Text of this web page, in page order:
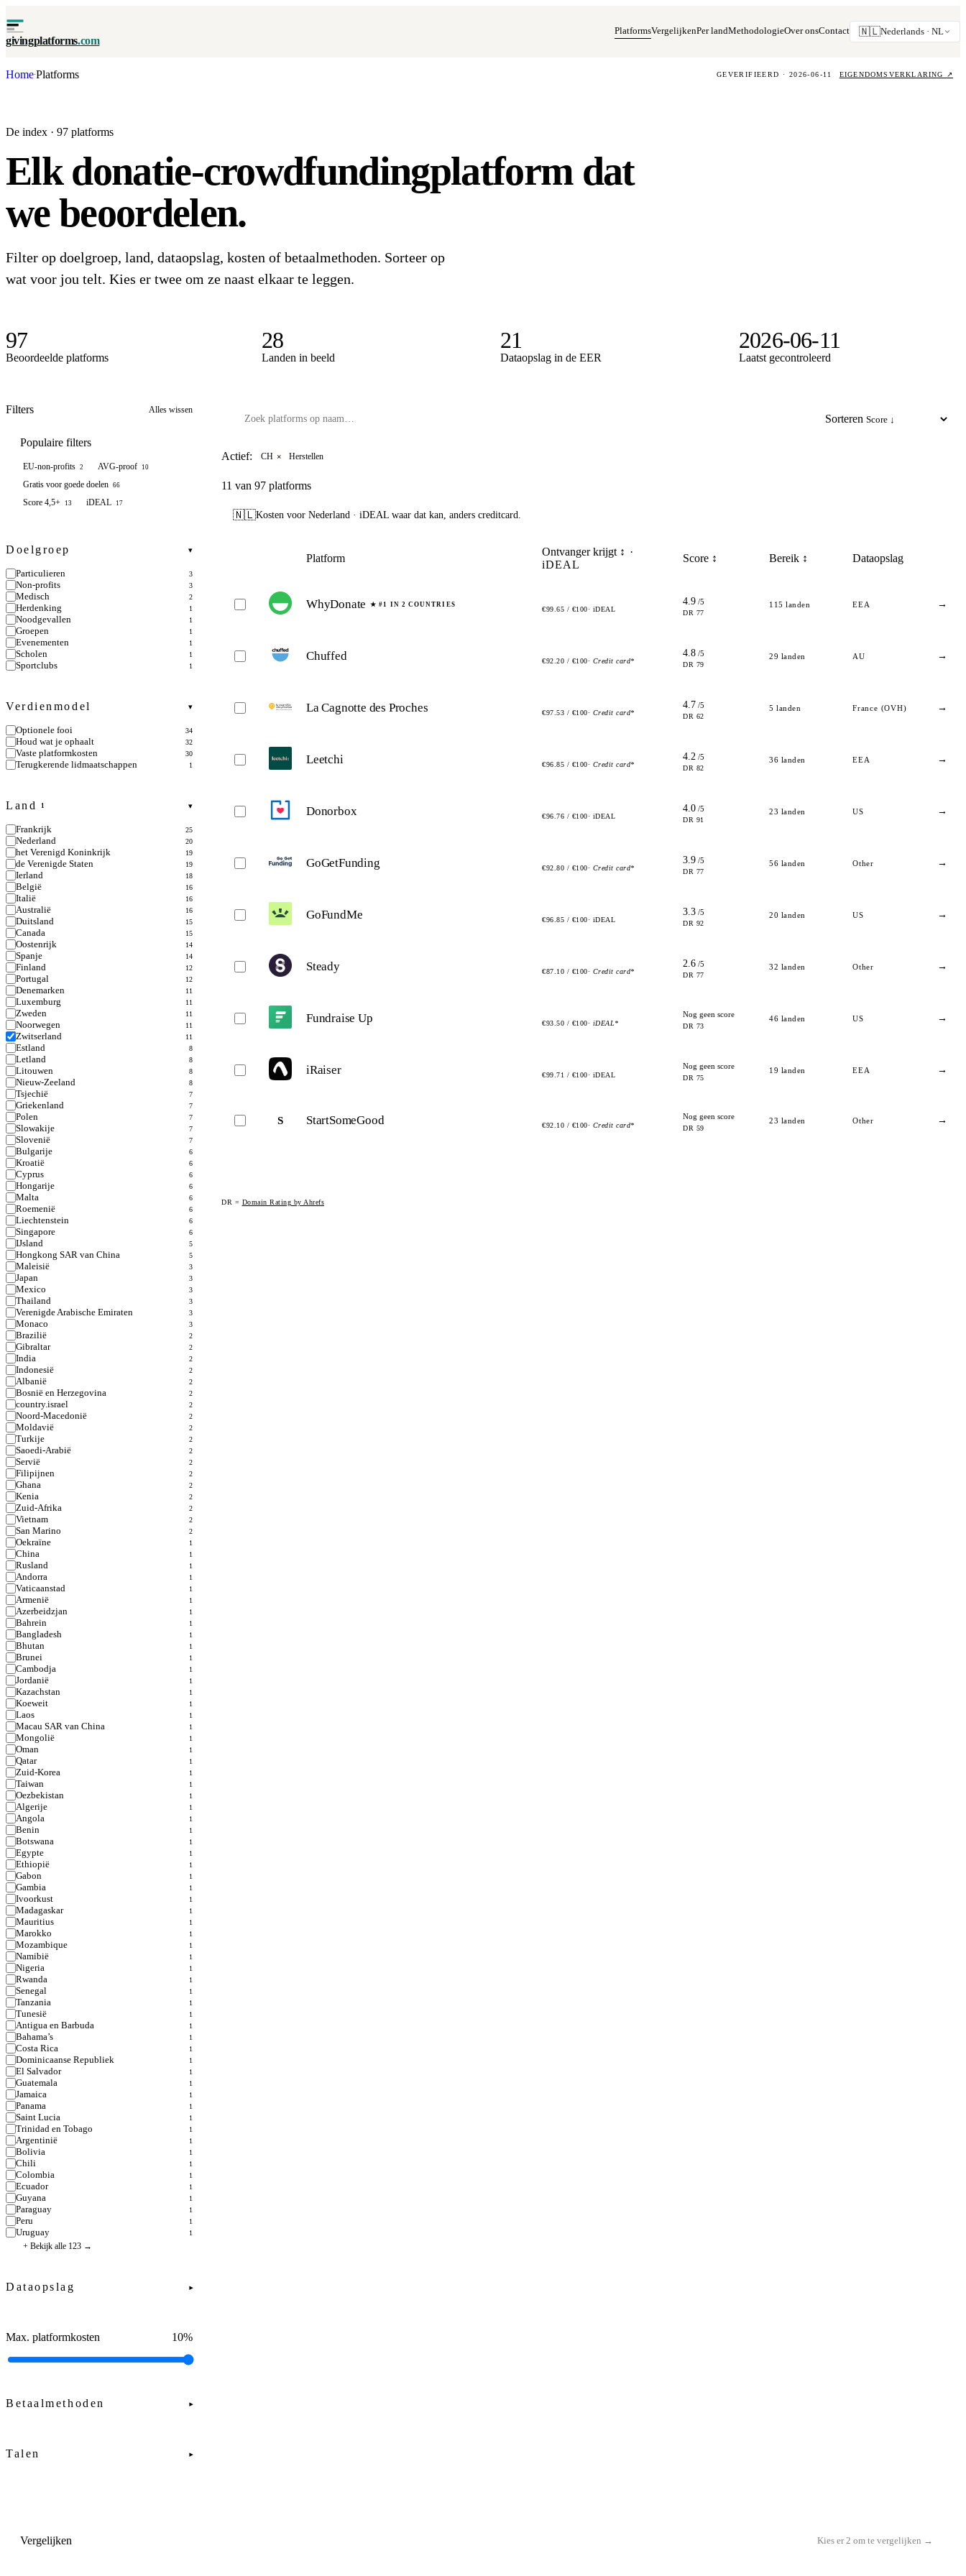
givingplatforms.com
PlatformsVergelijkenPer landMethodologieOver onsContact 🇳🇱Nederlands · NL
Home·Platforms GEVERIFIEERD · 2026-06-11 EIGENDOMSVERKLARING ↗
De index · 97 platforms
Elk donatie-crowdfundingplatform dat
we beoordelen.
Filter op doelgroep, land, dataopslag, kosten of betaalmethoden. Sorteer op
wat voor jou telt. Kies er twee om ze naast elkaar te leggen.
97
Beoordeelde platforms
28
Landen in beeld
21
Dataopslag in de EER
2026-06-11
Laatst gecontroleerd
Filters Alles wissen
Populaire filters
EU-non-profits 2 AVG-proof 10
Gratis voor goede doelen 66
Score 4,5+ 13 iDEAL 17
Doelgroep ▾
Particulieren 3
Non-profits 3
Medisch 2
Herdenking 1
Noodgevallen 1
Groepen 1
Evenementen 1
Scholen 1
Sportclubs 1
Verdienmodel ▾
Optionele fooi 34
Houd wat je ophaalt 32
Vaste platformkosten 30
Terugkerende lidmaatschappen 1
Land 1 ▾
Frankrijk 25
Nederland 20
het Verenigd Koninkrijk 19
de Verenigde Staten 19
Ierland 18
België 16
Italië 16
Australië 16
Duitsland 15
Canada 15
Oostenrijk 14
Spanje 14
Finland 12
Portugal 12
Denemarken 11
Luxemburg 11
Zweden 11
Noorwegen 11
Zwitserland 11
Estland 8
Letland 8
Litouwen 8
Nieuw-Zeeland 8
Tsjechië 7
Griekenland 7
Polen 7
Slowakije 7
Slovenië 7
Bulgarije 6
Kroatië 6
Cyprus 6
Hongarije 6
Malta 6
Roemenië 6
Liechtenstein 6
Singapore 6
IJsland 5
Hongkong SAR van China 5
Maleisië 3
Japan 3
Mexico 3
Thailand 3
Verenigde Arabische Emiraten 3
Monaco 3
Brazilië 2
Gibraltar 2
India 2
Indonesië 2
Albanië 2
Bosnië en Herzegovina 2
country.israel 2
Noord-Macedonië 2
Moldavië 2
Turkije 2
Saoedi-Arabië 2
Servië 2
Filipijnen 2
Ghana 2
Kenia 2
Zuid-Afrika 2
Vietnam 2
San Marino 2
Oekraïne 1
China 1
Rusland 1
Andorra 1
Vaticaanstad 1
Armenië 1
Azerbeidzjan 1
Bahrein 1
Bangladesh 1
Bhutan 1
Brunei 1
Cambodja 1
Jordanië 1
Kazachstan 1
Koeweit 1
Laos 1
Macau SAR van China 1
Mongolië 1
Oman 1
Qatar 1
Zuid-Korea 1
Taiwan 1
Oezbekistan 1
Algerije 1
Angola 1
Benin 1
Botswana 1
Egypte 1
Ethiopië 1
Gabon 1
Gambia 1
Ivoorkust 1
Madagaskar 1
Mauritius 1
Marokko 1
Mozambique 1
Namibië 1
Nigeria 1
Rwanda 1
Senegal 1
Tanzania 1
Tunesië 1
Antigua en Barbuda 1
Bahama’s 1
Costa Rica 1
Dominicaanse Republiek 1
El Salvador 1
Guatemala 1
Jamaica 1
Panama 1
Saint Lucia 1
Trinidad en Tobago 1
Argentinië 1
Bolivia 1
Chili 1
Colombia 1
Ecuador 1
Guyana 1
Paraguay 1
Peru 1
Uruguay 1
+ Bekijk alle 123 →
Dataopslag ▾
Max. platformkosten 10%
Betaalmethoden ▾
Talen ▾
Sorteren
Actief: CH × Herstellen
11 van 97 platforms
🇳🇱Kosten voor Nederland · iDEAL waar dat kan, anders creditcard.
Platform
Ontvanger krijgt ↕ ·
iDEAL
Score ↕ Bereik ↕ Dataopslag
WhyDonate ★ #1 IN 2 COUNTRIES
€99.65 / €100· iDEAL
4.9 /5
DR 77
115 landen EEA →
Chuffed €92.20 / €100· Credit card*
4.8 /5
DR 79
29 landen AU →
La Cagnotte des Proches €97.53 / €100· Credit card*
4.7 /5
DR 62
5 landen France (OVH) →
Leetchi €96.85 / €100· Credit card*
4.2 /5
DR 82
36 landen EEA →
Donorbox €96.76 / €100· iDEAL
4.0 /5
DR 91
23 landen US →
GoGetFunding €92.80 / €100· Credit card*
3.9 /5
DR 77
56 landen Other →
GoFundMe €96.85 / €100· iDEAL
3.3 /5
DR 92
20 landen US →
Steady €87.10 / €100· Credit card*
2.6 /5
DR 77
32 landen Other →
Fundraise Up €93.50 / €100· iDEAL*
Nog geen score
DR 73
46 landen US →
iRaiser €99.71 / €100· iDEAL
Nog geen score
DR 75
19 landen EEA →
S StartSomeGood €92.10 / €100· Credit card*
Nog geen score
DR 59
23 landen Other →
DR = Domain Rating by Ahrefs
Vergelijken Kies er 2 om te vergelijken →